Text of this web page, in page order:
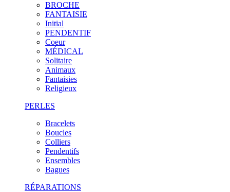
BROCHE
FANTAISIE
Initial
PENDENTIF
Coeur
MÉDICAL
Solitaire
Animaux
Fantaisies
Religieux
PERLES
Bracelets
Boucles
Colliers
Pendentifs
Ensembles
Bagues
RÉPARATIONS